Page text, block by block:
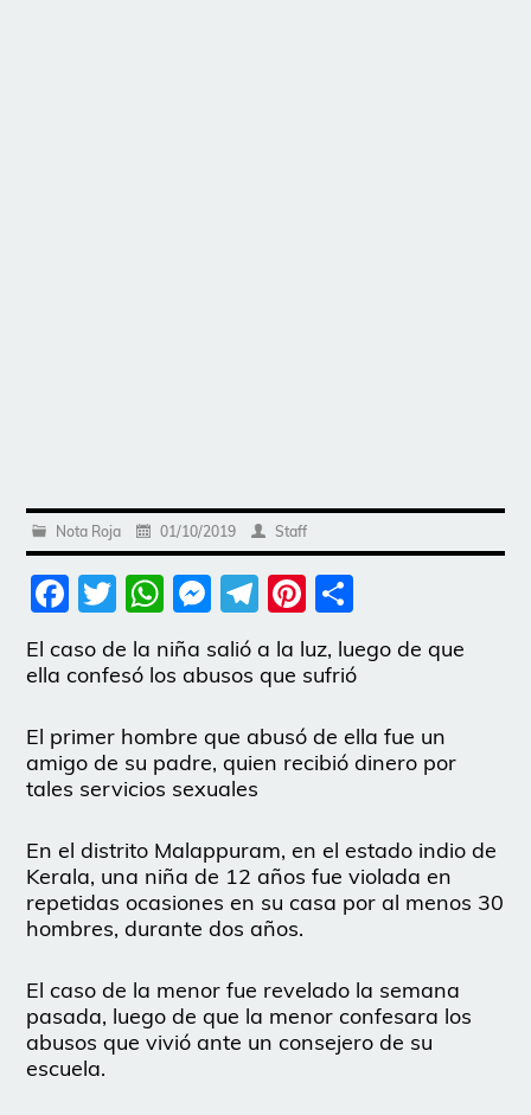
Nota Roja 01/10/2019 Staff
Facebook
Twitter
WhatsApp
Messenger
Telegram
Pinterest
El caso de la niña salió a la luz, luego de que
ella confesó los abusos que sufrió
El primer hombre que abusó de ella fue un
amigo de su padre, quien recibió dinero por
tales servicios sexuales
En el distrito Malappuram, en el estado indio de
Kerala, una niña de 12 años fue violada en
repetidas ocasiones en su casa por al menos 30
hombres, durante dos años.
El caso de la menor fue revelado la semana
pasada, luego de que la menor confesara los
abusos que vivió ante un consejero de su
escuela.